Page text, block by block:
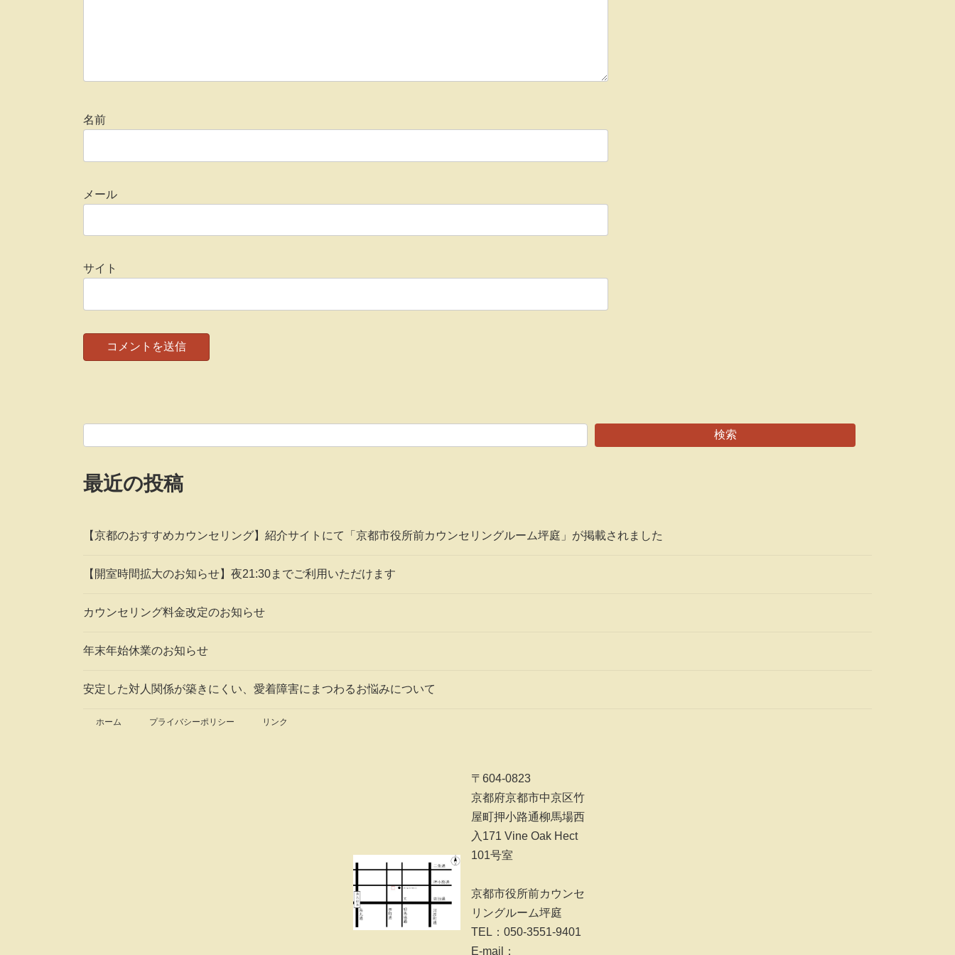
名前
メール
サイト
検索
最近の投稿
【京都のおすすめカウンセリング】紹介サイトにて「京都市役所前カウンセリングルーム坪庭」が掲載されました
【開室時間拡大のお知らせ】夜21:30までご利用いただけます
カウンセリング料金改定のお知らせ
年末年始休業のお知らせ
安定した対人関係が築きにくい、愛着障害にまつわるお悩みについて
ホーム プライバシーポリシー リンク
〒604-0823
京都府京都市中京区竹
屋町押小路通柳馬場西
入171 Vine Oak Hect
101号室
京都市役所前カウンセ
リングルーム坪庭
TEL：050-3551-9401
E-mail：